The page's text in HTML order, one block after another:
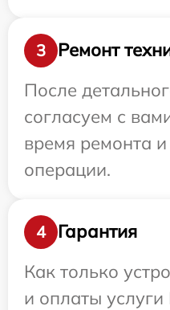
3
Ремонт
После
согласуем с
время ремонта
операции.
4
Гарантия
Как только
и оплаты